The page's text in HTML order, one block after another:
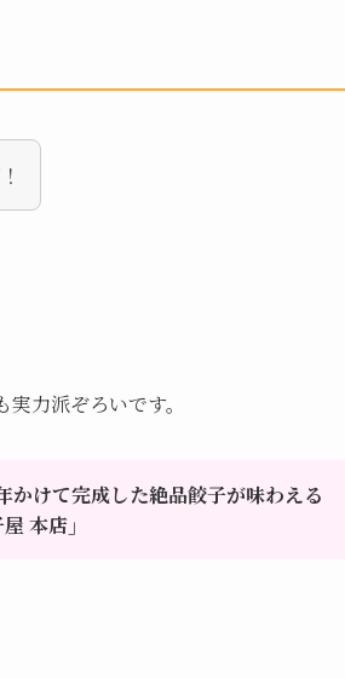
実力派ぞろいです。
かけて完成した絶品餃子が味わえる
本店」